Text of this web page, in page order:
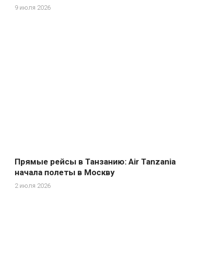
9 июля 2026
Прямые рейсы в Танзанию: Air Tanzania
начала полеты в Москву
2 июля 2026